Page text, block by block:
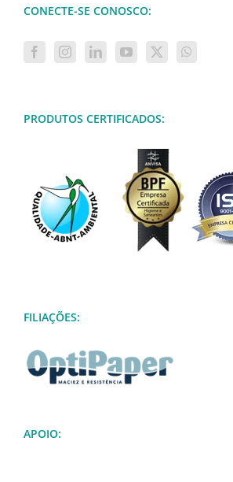
CONECTE-SE CONOSCO:
PRODUTOS CERTIFICADOS:
FILIAÇÕES:
APOIO: